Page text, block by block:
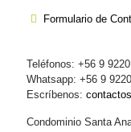
Formulario de
Teléfonos: +56 9
Whatsapp: +56 9
Escríbenos:
Condominio Santa